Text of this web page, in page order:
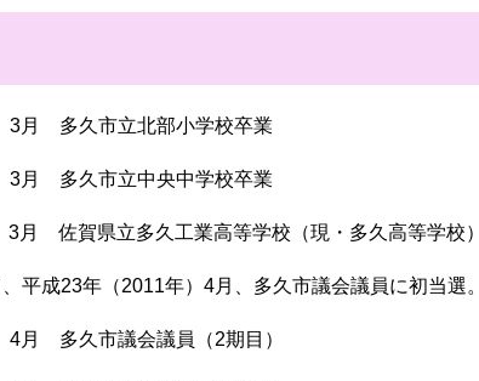
3月 多久市立北部小学校卒業
3月 多久市立中央中学校卒業
月 佐賀県立多久工業高等学校（現・多久高等学校
平成23年（2011年）4月、多久市議会議員に初当選。
月 多久市議会議員（2期目）